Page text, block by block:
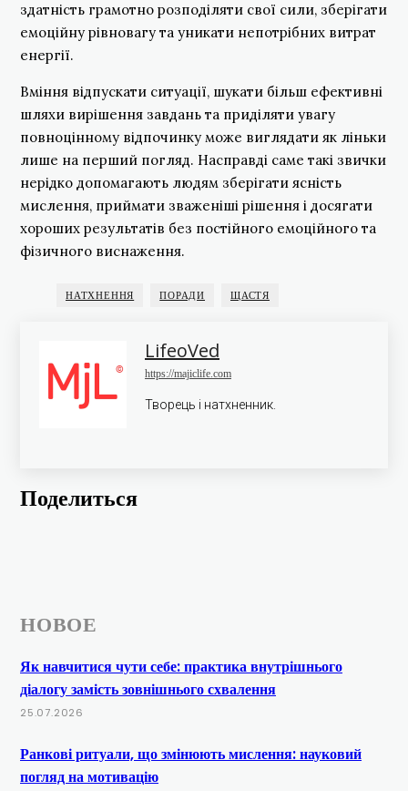
здатність грамотно розподіляти свої сили, зберігати
емоційну рівновагу та уникати непотрібних витрат
енергії.
Вміння відпускати ситуації, шукати більш ефективні
шляхи вирішення завдань та приділяти увагу
повноцінному відпочинку може виглядати як ліньки
лише на перший погляд. Насправді саме такі звички
нерідко допомагають людям зберігати ясність
мислення, приймати зваженіші рішення і досягати
хороших результатів без постійного емоційного та
фізичного виснаження.
НАТХНЕННЯ ПОРАДИ ЩАСТЯ
LifeoVed
https://majiclife.com
Творець і натхненник.
Поделиться
НОВОЕ
Як навчитися чути себе: практика внутрішнього
діалогу замість зовнішнього схвалення
25.07.2026
Ранкові ритуали, що змінюють мислення: науковий
погляд на мотивацію